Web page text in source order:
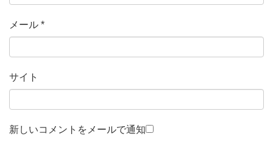
メール *
サイト
新しいコメントをメールで通知